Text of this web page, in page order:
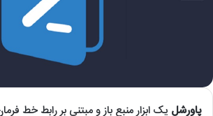
پاورشل